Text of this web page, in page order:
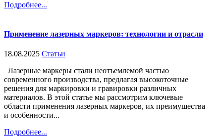
Подробнее...
Применение лазерных маркеров: технологии и отрасли
18.08.2025 Статьи
Лазерные маркеры стали неотъемлемой частью
современного производства, предлагая высокоточные
решения для маркировки и гравировки различных
материалов. В этой статье мы рассмотрим ключевые
области применения лазерных маркеров, их преимущества
и особенности...
Подробнее...